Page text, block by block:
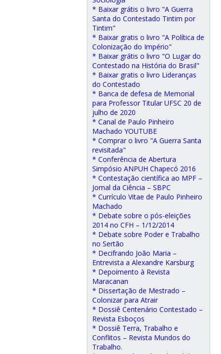
* Baixar grátis o livro "A Guerra
Santa do Contestado Tintim por
Tintim"
* Baixar gratis o livro "A Política de
Colonização do Império"
* Baixar grátis o livro "O Lugar do
Contestado na História do Brasil"
* Baixar gratis o livro Lideranças
do Contestado
* Banca de defesa de Memorial
para Professor Titular UFSC 20 de
julho de 2020
* Canal de Paulo Pinheiro
Machado YOUTUBE
* Comprar o livro "A Guerra Santa
revisitada"
* Conferência de Abertura
Simpósio ANPUH Chapecó 2016
* Contestação científica ao MPF –
Jornal da Ciência – SBPC
* Currículo Vitae de Paulo Pinheiro
Machado
* Debate sobre o pós-eleições
2014 no CFH – 1/12/2014
* Debate sobre Poder e Trabalho
no Sertão
* Decifrando João Maria –
Entrevista a Alexandre Karsburg
* Depoimento à Revista
Maracanan
* Dissertação de Mestrado –
Colonizar para Atrair
* Dossiê Centenário Contestado –
Revista Esboços
* Dossiê Terra, Trabalho e
Conflitos – Revista Mundos do
Trabalho.